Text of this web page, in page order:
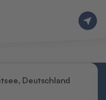
Deutschland